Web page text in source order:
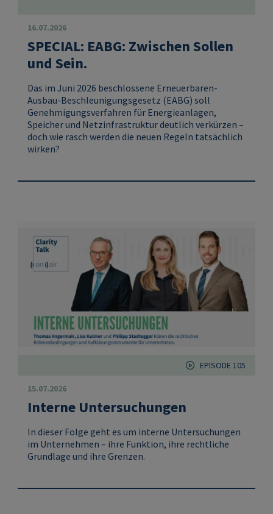
16.07.2026
SPECIAL: EABG: Zwischen Sollen
und Sein.
Das im Juni 2026 beschlossene Erneuerbaren-
Ausbau-Beschleunigungsgesetz (EABG) soll
Genehmigungsverfahren für Energieanlagen,
Speicher und Netzinfrastruktur deutlich verkürzen –
doch wie rasch werden die neuen Regeln tatsächlich
wirken?
EPISODE 105
15.07.2026
Interne Untersuchungen
In dieser Folge geht es um interne Untersuchungen
im Unternehmen – ihre Funktion, ihre rechtliche
Grundlage und ihre Grenzen.